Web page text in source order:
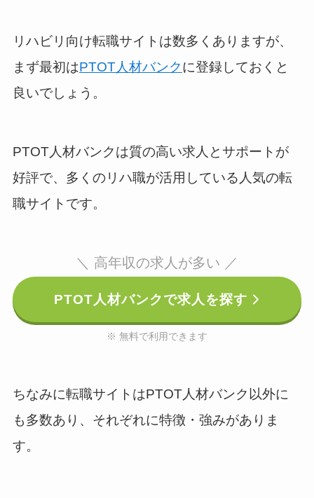
リハビリ向け転職サイトは数多くありますが、
まず最初はPTOT人材バンクに登録しておくと
良いでしょう。
PTOT人材バンクは質の高い求人とサポートが
好評で、多くのリハ職が活用している人気の転
職サイトです。
＼ 高年収の求人が多い ／
PTOT人材バンクで求人を探す
※ 無料で利用できます
ちなみに転職サイトはPTOT人材バンク以外に
も多数あり、それぞれに特徴・強みがありま
す。